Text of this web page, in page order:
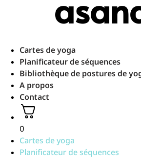
Cartes de yoga
Planificateur de séquences
Bibliothèque de postures de
A propos
Contact
0
Cartes de yoga
Planificateur de séquences